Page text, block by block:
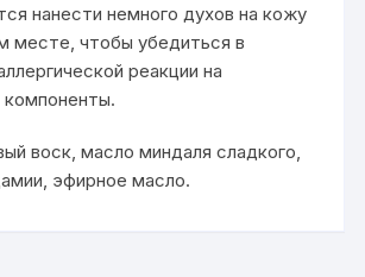
нанести немного духов на кожу
месте, чтобы убедиться в
реакции на
компоненты.
воск, масло миндаля сладкого,
эфирное масло.